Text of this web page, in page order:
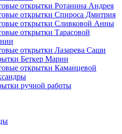
открытки Ротанина Андрея
открытки Спироса Дмитрия
открытки Сливковой Анны
открытки Тарасовой
открытки Лазарева Саши
Беткер Марии
открытки Каманцевой
ручной работы